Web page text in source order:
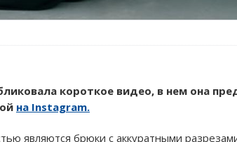
короткое видео, в нем она
на Instagram.
являются брюки с аккуратными